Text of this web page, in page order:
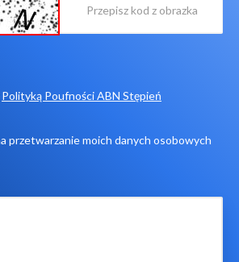
Polityką Poufności ABN Stępień
przetwarzanie moich danych osobowych